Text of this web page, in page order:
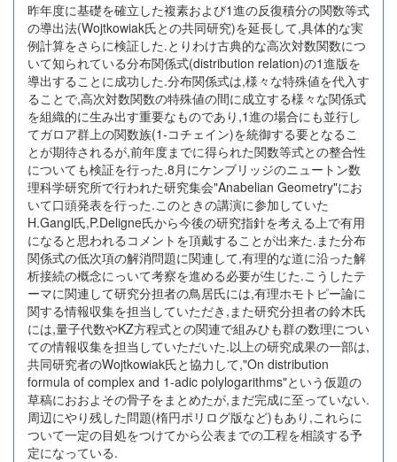
昨年度に基礎を確立した複素および1進の反復積分の関数等式
の導出法(Wojtkowiak氏との共同研究)を延長して,具体的な実
例計算をさらに検証した.とりわけ古典的な高次対数関数につ
いて知られている分布関係式(distribution relation)の1進版を
導出することに成功した.分布関係式は,様々な特殊値を代入す
ることで,高次対数関数の特殊値の間に成立する様々な関係式
を組織的に生み出す重要なものであり,1進の場合にも並行し
てガロア群上の関数族(1-コチェイン)を統御する要となるこ
とが期待されるが,前年度までに得られた関数等式との整合性
についても検証を行った.8月にケンブリッジのニュートン数
理科学研究所で行われた研究集会"Anabelian Geometry"にお
いて口頭発表を行った.このときの講演に参加していた
H.Gangl氏,P.Deligne氏から今後の研究指針を考える上で有用
になると思われるコメントを頂戴することが出来た.また分布
関係式の低次項の解消問題に関連して,有理的な道に沿った解
析接続の概念にっいて考察を進める必要が生じた.こうしたテ
ーマに関連して研究分担者の鳥居氏には,有理ホモトピー論に
関する情報収集を担当していただき,また研究分担者の鈴木氏
には,量子代数やKZ方程式との関連で組みひも群の数理につい
ての情報収集を担当していただいた.以上の研究成果の一部は,
共同研究者のWojtkowiak氏と協力して,"On distribution
formula of complex and 1-adic polylogarithms"という仮題の
草稿におおよその骨子をまとめたが,まだ完成に至っていない.
周辺にやり残した問題(楕円ポリログ版など)もあり,これらに
ついて一定の目処をつけてから公表までの工程を相談する予
定になっている.